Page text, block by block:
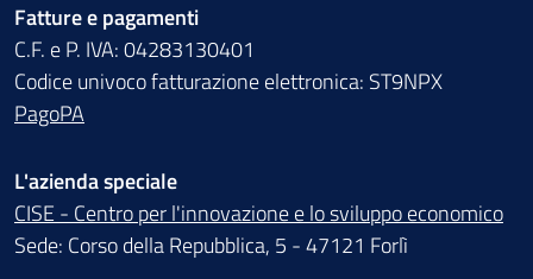
Fatture e pagamenti
C.F. e P. IVA: 04283130401
Codice univoco fatturazione elettronica: ST9NPX
PagoPA
L'azienda speciale
CISE - Centro per l'innovazione e lo sviluppo economico
Sede: Corso della Repubblica, 5 - 47121 Forlì